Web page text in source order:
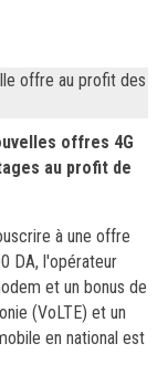
offres 4G
au profit de
à une offre
DA, l'opérateur
et un bonus de
(VoLTE) et un
en national est